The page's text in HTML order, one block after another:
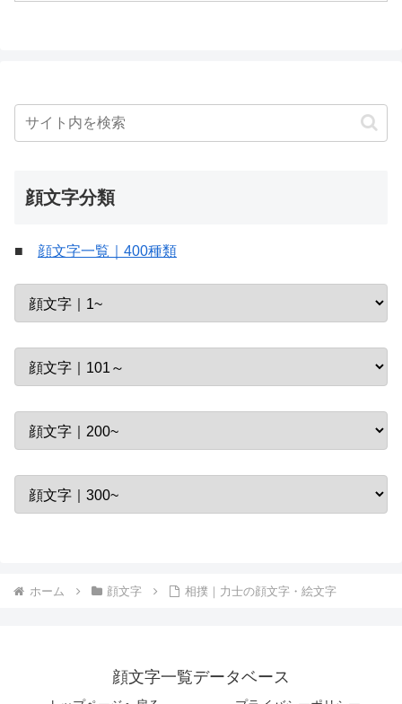
顔文字分類
■ 顔文字一覧｜400種類
ホーム 顔文字 相撲｜力士の顔文字・絵文字
顔文字一覧データベース